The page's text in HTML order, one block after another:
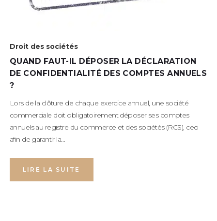
Droit des sociétés
QUAND FAUT-IL DÉPOSER LA DÉCLARATION
DE CONFIDENTIALITÉ DES COMPTES ANNUELS
?
Lors de la clôture de chaque exercice annuel, une société
commerciale doit obligatoirement déposer ses comptes
annuels au registre du commerce et des sociétés (RCS), ceci
afin de garantir la…
LIRE LA SUITE